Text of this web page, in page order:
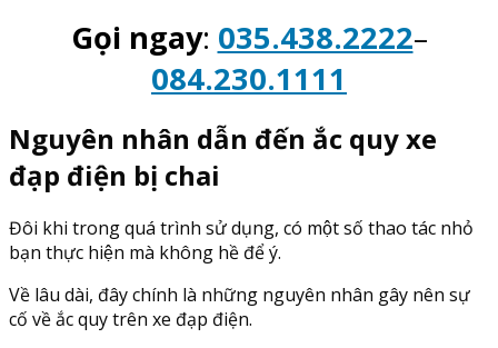
Gọi ngay: 035.438.2222–
084.230.1111
Nguyên nhân dẫn đến ắc quy xe
đạp điện bị chai
Đôi khi trong quá trình sử dụng, có một số thao tác nhỏ
bạn thực hiện mà không hề để ý.
Về lâu dài, đây chính là những nguyên nhân gây nên sự
cố về ắc quy trên xe đạp điện.